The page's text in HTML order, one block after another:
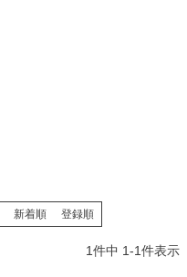
新着順 登録順
1件中 1-1件表示